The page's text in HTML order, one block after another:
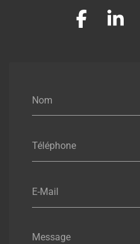
Nom
Téléphone
E-Mail
Message